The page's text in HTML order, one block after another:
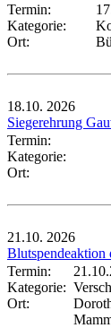
Termin:
Kategorie:
Ort:
18.10. 2026
Siegerehrung
Termin:
Kategorie:
Ort:
21.10. 2026
Termin:
Kategorie:
Ort: